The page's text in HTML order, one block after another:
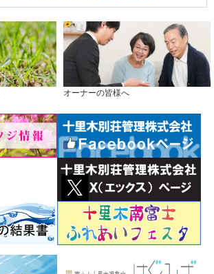
オーナーの皆様へ